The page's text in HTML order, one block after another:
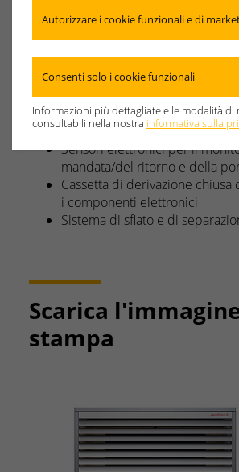
La nuova generazione mantiene la
Mantello in alluminio verniciato
Alette in alluminio anodizzato
Concetto di sicurezza con
doppia parete
Sensori elettronici per il
mandata/del ritorno e della
Cassetta di derivazione
i componenti elettronici
Sistema di sfiato e di
Scarica
stampa
Autorizzare i cookie funzionali e di
Consenti solo i cookie funzionali
Informazioni più dettagliate e le modalità di
consultabili nella nostra informativa sulla